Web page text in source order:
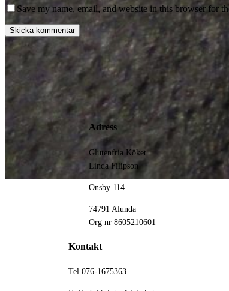
Save my name, email, and website in this browser for
Adress
Glutenfria Köket
Linda Filipson
Onsby 114
74791 Alunda
Org nr 8605210601
Kontakt
Tel 076-1675363